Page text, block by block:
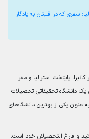
سفری که در قلبتان به یادگار
1946 تأسیس شد و در کانبرا، پایتخت استرالیا و مقر
یک دانشگاه تحقیقاتی تحصیلات
عنوان یکی از بهترین دانشگاه‌های
و فارغ التحصیلان خود است.